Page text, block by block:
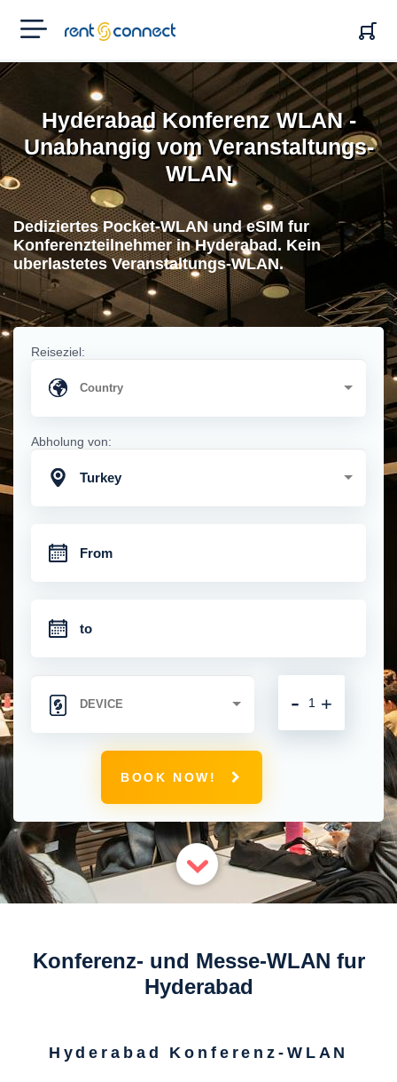
RENT'N
CONNECT
Hyderabad Konferenz WLAN -
Unabhangig vom Veranstaltungs-
WLAN
Dediziertes Pocket-WLAN und eSIM fur
Konferenzteilnehmer in Hyderabad. Kein
uberlastetes Veranstaltungs-WLAN.
Reiseziel:
Abholung von:
Turkey
+
-
BOOK NOW!
Konferenz- und Messe-WLAN fur
Hyderabad
Hyderabad Konferenz-WLAN